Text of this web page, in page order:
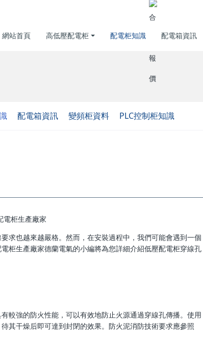
網站首頁 高低壓配電柜 配電柜知識 配電箱資訊
配電箱資訊 變頻柜資料 PLC控制柜知識
求也越來越嚴格。然而，在安裝過程中，我們可能會遇到一個
柜生產廠家德蘭電氣的小編將為您詳細介紹低壓配電柜穿線孔
較強的防火性能，可以有效地防止火源通過穿線孔傳播。使用
其干燥后即可達到封閉的效果。防火泥消防技術要求應參照